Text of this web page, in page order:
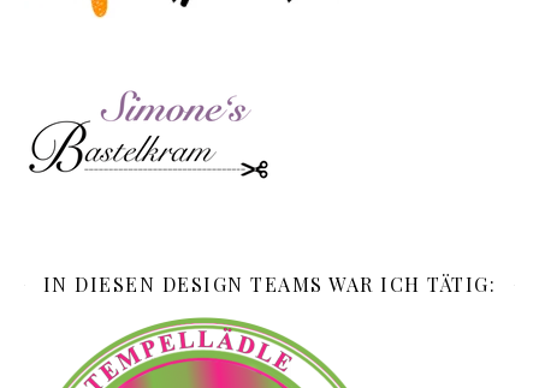
IN DIESEN DESIGN TEAMS WAR ICH TÄTIG: